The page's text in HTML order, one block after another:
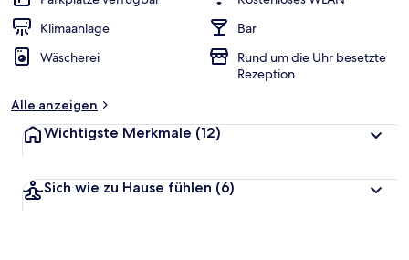
Klimaanlage
Bar
Wäscherei
Rund um die Uhr besetzte
Rezeption
Alle anzeigen
Wichtigste Merkmale (12)
Sich wie zu Hause fühlen (6)